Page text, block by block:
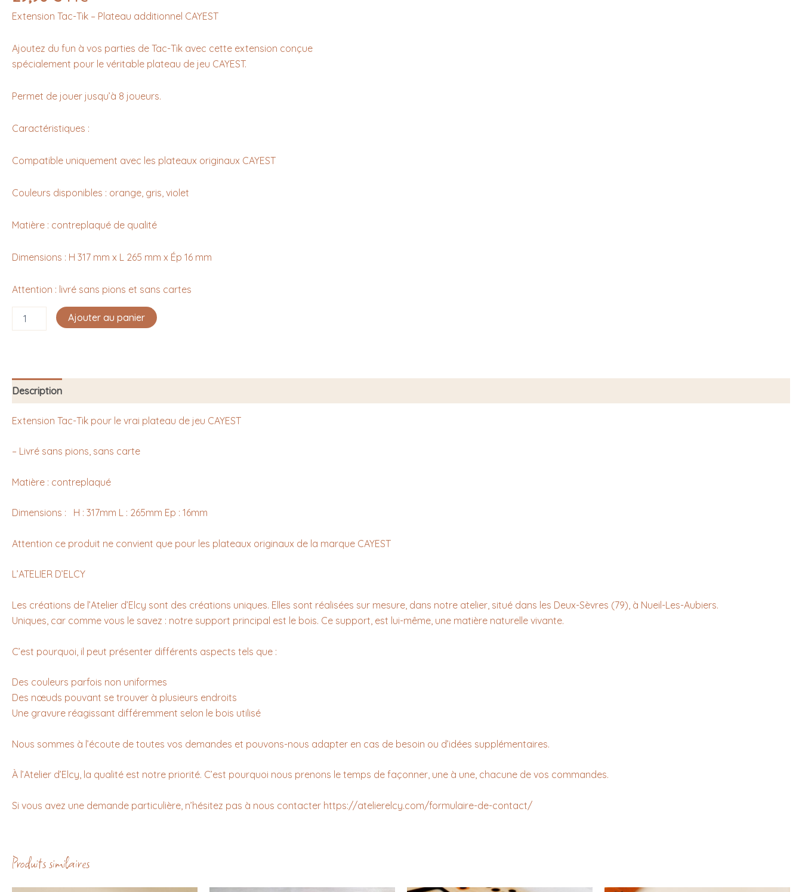
Extension Tac-Tik – Plateau additionnel CAYEST
Ajoutez du fun à vos parties de Tac-Tik avec cette extension conçue
spécialement pour le véritable plateau de jeu CAYEST.
Permet de jouer jusqu’à 8 joueurs.
Caractéristiques :
Compatible uniquement avec les plateaux originaux CAYEST
Couleurs disponibles : orange, gris, violet
Matière : contreplaqué de qualité
Dimensions : H 317 mm x L 265 mm x Ép 16 mm
Attention : livré sans pions et sans cartes
jeu
Ajouter au panier
Description
Extension Tac-Tik pour le vrai plateau de jeu CAYEST
– Livré sans pions, sans carte
Matière : contreplaqué
Dimensions : H : 317mm L : 265mm Ep : 16mm
Attention ce produit ne convient que pour les plateaux originaux de la marque CAYEST
L’ATELIER D’ELCY
Les créations de l’Atelier d’Elcy sont des créations uniques. Elles sont réalisées sur mesure, dans notre atelier, situé dans les Deux-Sèvres (79), à Nueil-Les-Aubiers.
Uniques, car comme vous le savez : notre support principal est le bois. Ce support, est lui-même, une matière naturelle vivante.
C’est pourquoi, il peut présenter différents aspects tels que :
Des couleurs parfois non uniformes
Des nœuds pouvant se trouver à plusieurs endroits
Une gravure réagissant différemment selon le bois utilisé
Nous sommes à l’écoute de toutes vos demandes et pouvons-nous adapter en cas de besoin ou d’idées supplémentaires.
À l’Atelier d’Elcy, la qualité est notre priorité. C’est pourquoi nous prenons le temps de façonner, une à une, chacune de vos commandes.
Si vous avez une demande particulière, n’hésitez pas à nous contacter https://atelierelcy.com/formulaire-de-contact/
Produits similaires